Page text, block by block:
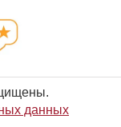
данных